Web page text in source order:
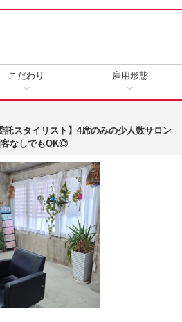
こだわり 雇用形態
託スタイリスト】4席のみの少人数サロン
客なしでもOK◎